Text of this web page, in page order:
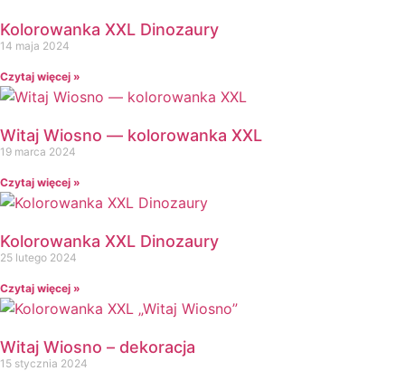
Kolorowanka XXL Dinozaury
14 maja 2024
Czytaj więcej »
Witaj Wiosno — kolorowanka XXL
19 marca 2024
Czytaj więcej »
Kolorowanka XXL Dinozaury
25 lutego 2024
Czytaj więcej »
Witaj Wiosno – dekoracja
15 stycznia 2024